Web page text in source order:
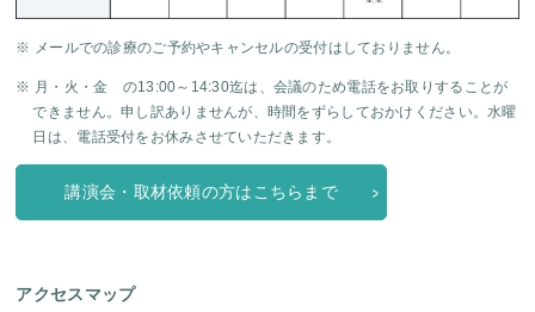
※ メールでの診療のご予約やキャンセルの受付はしておりません。
※ 月・火・金 の13:00～14:30迄は、会議のため電話をお取りすることが
できません。申し訳ありませんが、時間をずらしておかけください。水曜
日は、電話受付をお休みさせていただきます。
講演会・取材依頼の方はこちらまで
アクセスマップ